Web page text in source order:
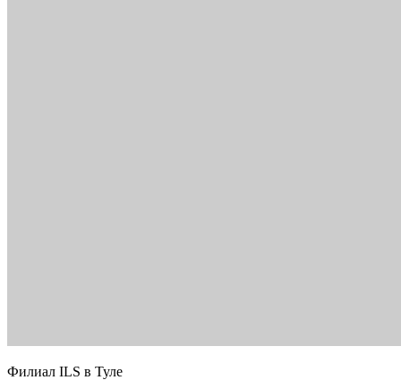
Филиал ILS в Туле